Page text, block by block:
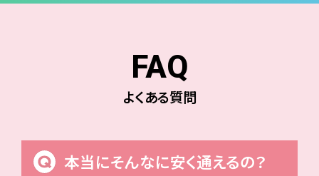
FAQ
よくある質問
本当にそんなに安く通えるの？